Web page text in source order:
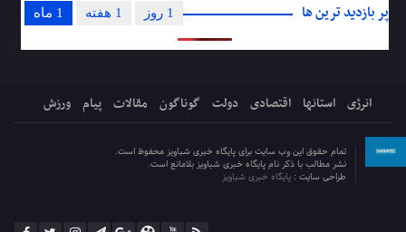
پر بازدید ترین ها 1 ماه 1 هفته 1 روز
انرژی استانها اقتصادی دولت گوناگون مقالات پیام ورزش
تمام حقوق این وب سایت برای پایگاه خبری شباویز محفوظ است.
نشر مطالب با ذکر نام پایگاه خبری شباویز بلامانع است.
طراحی سایت : پایگاه خبری شباویز